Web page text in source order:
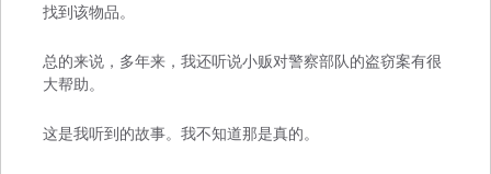
找到该物品。
总的来说，多年来，我还听说小贩对警察部队的盗窃案有很
大帮助。
这是我听到的故事。我不知道那是真的。